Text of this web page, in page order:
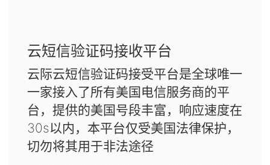
云短信验证码接收平台
云际云短信验证码接受平台是全球唯一
一家接入了所有美国电信服务商的平
台，提供的美国号段丰富，响应速度在
30s以内，本平台仅受美国法律保护，
切勿将其用于非法途径